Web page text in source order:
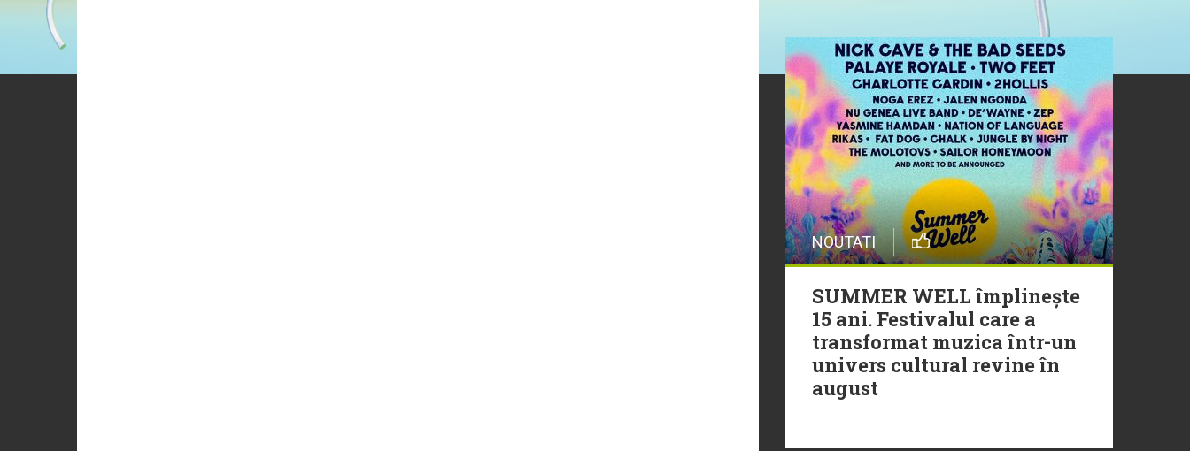
Cabron vine cu Hitul
Monstru al Verii
20 Iulie
Episod nou | Muzica Aia x
DJ Christian Thomson
20 Iulie
Torpedoul lui Morar: Theo
Rose - „Ceai lângă tine”
NOUTATI
SUMMER WELL împlinește
15 ani. Festivalul care a
transformat muzica într-un
univers cultural revine în
august